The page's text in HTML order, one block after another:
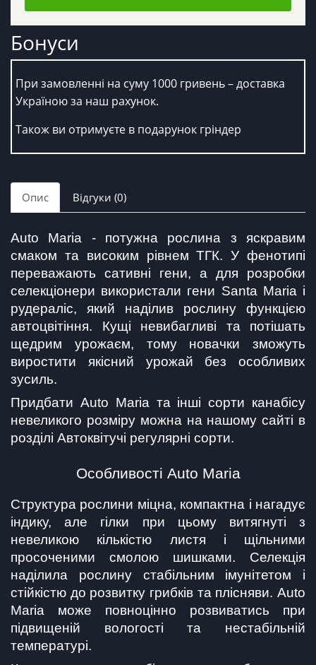
Бонуси
При замовленні на суму 1000 гривень – доставка
Україною за наш рахунок.
Також ви отримуєте в подарунок гріндер
Опис Відгуки (0)
Auto Maria - потужна рослина з яскравим
смаком та високим рівнем ТГК. У фенотипі
переважають сативні гени, а для розробки
селекціонери використали гени Santa Maria і
рудераліс, який наділив рослину функцією
автоцвітіння. Кущі невибагливі та потішать
щедрим урожаєм, тому новачки зможуть
виростити якісний урожай без особливих
зусиль.
Придбати Auto Maria та інші сорти канабісу
невеликого розміру можна на нашому сайті в
розділі Автоквітучі регулярні сорти.
Особливості Auto Maria
Структура рослини міцна, компактна і нагадує
індику, але гілки при цьому витягнуті з
невеликою кількістю листя і щільними
просоченими смолою шишками. Селекція
наділила рослину стабільним імунітетом і
стійкістю до розвитку грибків та плісняви. Auto
Maria може повноцінно розвиватись при
підвищеній вологості та нестабільній
температурі.